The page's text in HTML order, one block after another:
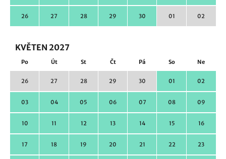
26 27 28 29 30 01 02
KVĚTEN 2027
Po Út St Čt Pá So Ne
26 27 28 29 30 01 02
03 04 05 06 07 08 09
10 11 12 13 14 15 16
17 18 19 20 21 22 23